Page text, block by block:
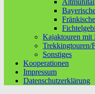
Kajaktouren mit
Trekkingtouren/
Sonstiges
Kooperationen
Impressum
Datenschutzerklärung